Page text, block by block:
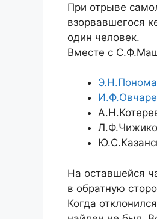
При отрыве
взорвавшегося
один человек.
Вместе с
На оставшейся
в обратную
Когда